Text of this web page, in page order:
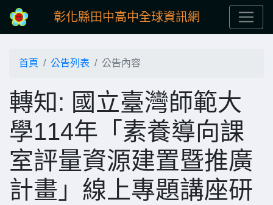
彰化縣田中高中全球資訊網
首頁 公告列表 公告內容
轉知: 國立臺灣師範大
學114年「素養導向課
室評量資源建置暨推廣
計畫」線上專題講座研